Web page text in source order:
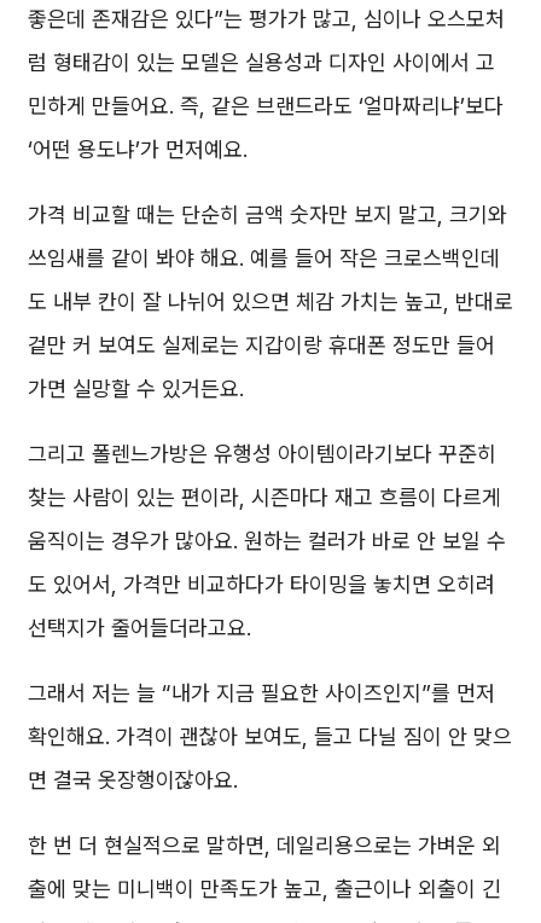
좋은데 존재감은 있다”는 평가가 많고, 심이나 오스모처
럼 형태감이 있는 모델은 실용성과 디자인 사이에서 고
민하게 만들어요. 즉, 같은 브랜드라도 ‘얼마짜리냐’보다
‘어떤 용도냐’가 먼저예요.
가격 비교할 때는 단순히 금액 숫자만 보지 말고, 크기와
쓰임새를 같이 봐야 해요. 예를 들어 작은 크로스백인데
도 내부 칸이 잘 나뉘어 있으면 체감 가치는 높고, 반대로
겉만 커 보여도 실제로는 지갑이랑 휴대폰 정도만 들어
가면 실망할 수 있거든요.
그리고 폴렌느가방은 유행성 아이템이라기보다 꾸준히
찾는 사람이 있는 편이라, 시즌마다 재고 흐름이 다르게
움직이는 경우가 많아요. 원하는 컬러가 바로 안 보일 수
도 있어서, 가격만 비교하다가 타이밍을 놓치면 오히려
선택지가 줄어들더라고요.
그래서 저는 늘 “내가 지금 필요한 사이즈인지”를 먼저
확인해요. 가격이 괜찮아 보여도, 들고 다닐 짐이 안 맞으
면 결국 옷장행이잖아요.
한 번 더 현실적으로 말하면, 데일리용으로는 가벼운 외
출에 맞는 미니백이 만족도가 높고, 출근이나 외출이 긴